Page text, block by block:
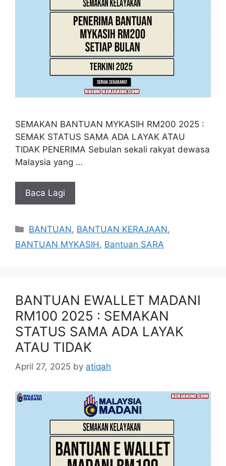
SEMAKAN BANTUAN MYKASIH RM200 2025 :
SEMAK STATUS SAMA ADA LAYAK ATAU
TIDAK PENERIMA Sebulan sekali rakyat dewasa
Malaysia yang …
Baca Lagi
Categories
BANTUAN, BANTUAN KERAJAAN,
BANTUAN MYKASIH , Bantuan SARA
BANTUAN EWALLET MADANI
RM100 2025 : SEMAKAN
STATUS SAMA ADA LAYAK
ATAU TIDAK
April 27, 2025 by atiqah